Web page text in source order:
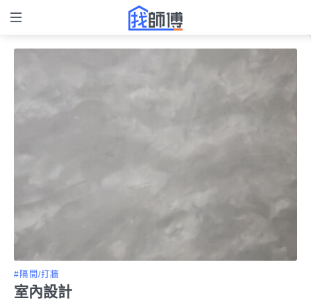
#隔間/打牆
室內設計